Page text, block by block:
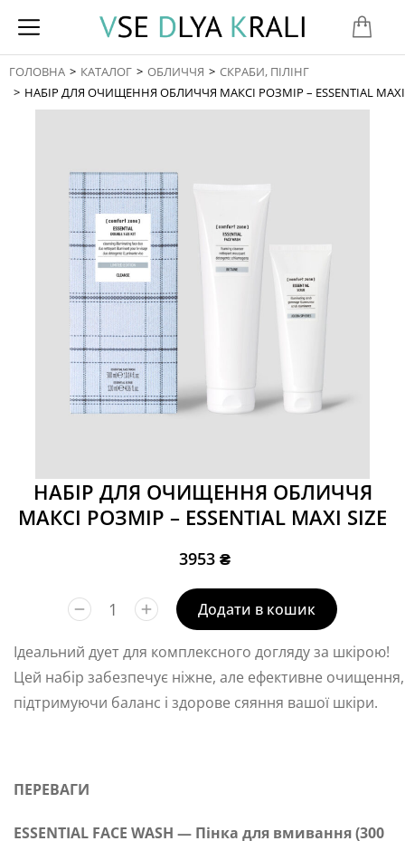
You are here:
ГОЛОВНА КАТАЛОГ ОБЛИЧЧЯ
СКРАБИ, ПІЛІНГ
НАБІР ДЛЯ ОЧИЩЕННЯ ОБЛИЧЧЯ МАКСІ РОЗМІР – ESSENTIAL MAXI
НАБІР ДЛЯ ОЧИЩЕННЯ ОБЛИЧЧЯ
МАКСІ РОЗМІР – ESSENTIAL MAXI SIZE
3953 ₴
Додати в кошик
Ідеальний дует для комплексного догляду за шкірою!
Цей набір забезпечує ніжне, але ефективне очищення,
підтримуючи баланс і здорове сяяння вашої шкіри.
ПЕРЕВАГИ
ESSENTIAL FACE WASH — Пінка для вмивання (300